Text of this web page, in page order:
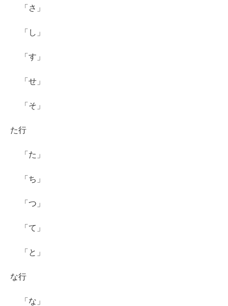
「さ」
「し」
「す」
「せ」
「そ」
た行
「た」
「ち」
「つ」
「て」
「と」
な行
「な」